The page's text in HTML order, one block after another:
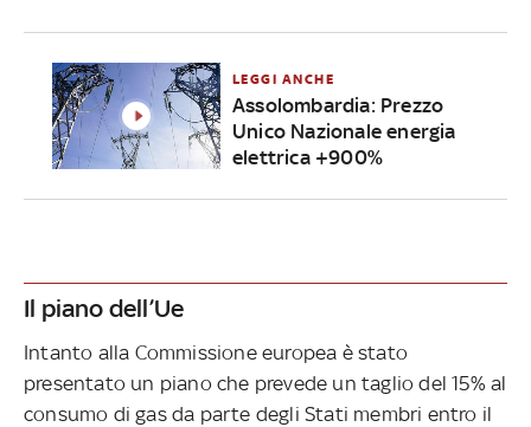
LEGGI ANCHE
Assolombardia: Prezzo
Unico Nazionale energia
elettrica +900%
Il piano dell’Ue
Intanto alla Commissione europea è stato
presentato un piano che prevede un taglio del 15% al
consumo di gas da parte degli Stati membri entro il